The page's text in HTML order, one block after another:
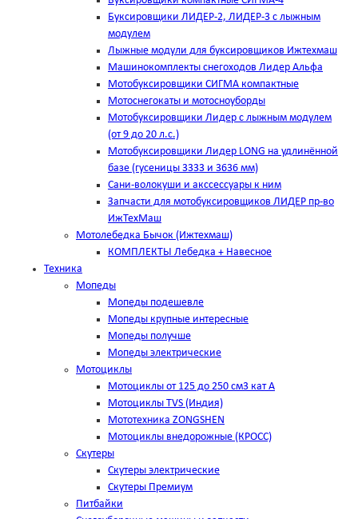
Буксировщики ЛИДЕР-2, ЛИДЕР-3 c лыжным
модулем
Лыжные модули для буксировщиков Ижтехмаш
Машинокомплекты снегоходов Лидер Альфа
Мотобуксировщики СИГМА компактные
Мотоснегокаты и мотосноуборды
Мотобуксировщики Лидер с лыжным модулем
(от 9 до 20 л.с.)
Мотобуксировщики Лидер LONG на удлинённой
базе (гусеницы 3333 и 3636 мм)
Сани-волокуши и акссессуары к ним
Запчасти для мотобуксировщиков ЛИДЕР пр-во
ИжТехМаш
Мотолебедка Бычок (Ижтехмаш)
КОМПЛЕКТЫ Лебедка + Навесное
Техника
Мопеды
Мопеды подешевле
Мопеды крупные интересные
Мопеды получше
Мопеды электрические
Мотоциклы
Мотоциклы от 125 до 250 см3 кат А
Мотоциклы TVS (Индия)
Мототехника ZONGSHEN
Мотоциклы внедорожные (КРОСС)
Скутеры
Скутеры электрические
Скутеры Премиум
Питбайки